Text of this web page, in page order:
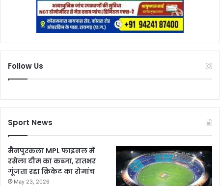
Follow Us
Sport News
मैनपुरकला MPL फाइनल में
रसेला टीम का कब्जा, रातभर
गूंजता रहा क्रिकेट का रोमांच
May 23, 2026